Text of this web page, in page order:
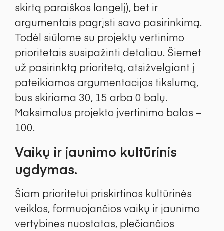
skirtą paraiškos langelį), bet ir
argumentais pagrįsti savo pasirinkimą.
Todėl siūlome su projektų vertinimo
prioritetais susipažinti detaliau. Šiemet
už pasirinktą prioritetą, atsižvelgiant į
pateikiamos argumentacijos tikslumą,
bus skiriama 30, 15 arba 0 balų.
Maksimalus projekto įvertinimo balas –
100.
Vaikų ir jaunimo kultūrinis
ugdymas.
Šiam prioritetui priskirtinos kultūrinės
veiklos, formuojančios vaikų ir jaunimo
vertybines nuostatas, plečiančios